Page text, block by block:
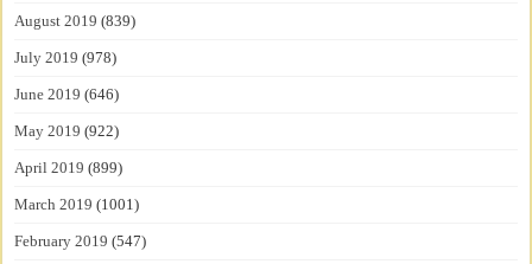
August 2019 (839)
July 2019 (978)
June 2019 (646)
May 2019 (922)
April 2019 (899)
March 2019 (1001)
February 2019 (547)